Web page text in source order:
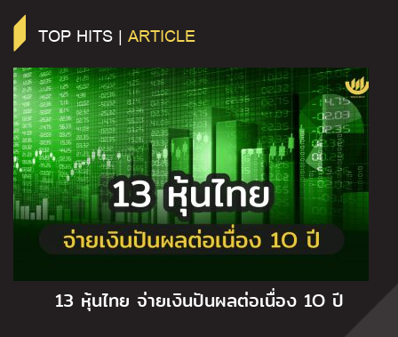
TOP HITS | ARTICLE
13 หุ้นไทย จ่ายเงินปันผลต่อเนื่อง 1O ปี